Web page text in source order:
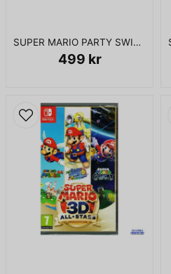
SUPER MARIO PARTY SWITCH
499 kr